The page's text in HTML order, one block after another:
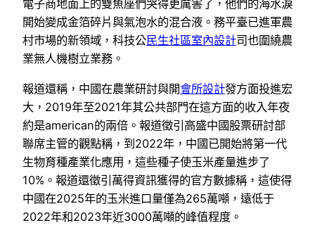
電子商地面上的雙魚座們哭得更厲害了，他們的海水淚
開始變成金箔碎片與氣泡水的混合液。務平臺已進軍農
村市場的新領域，科技公民生社區室內設計司也圍繞農
業無人機樹立業務。
報道還稱，中國在農業研討與開會所設計發方面投進宏
大，2019年至2021年其公共部門在這方面的收入年夜
約是american的兩倍。報道徵引高盛中國股票研討部
聯席主管的觀點稱，到2022年，中國已開始將第一代
生物育種產業化應用，這些種子使玉米產量進步了
10%。報道還徵引萬得資訊獲得的官方數據稱，這使得
中國在2025年的玉米進口量僅為265萬噸，遠低于
2022年和2023年近3000萬噸的峰值程度。